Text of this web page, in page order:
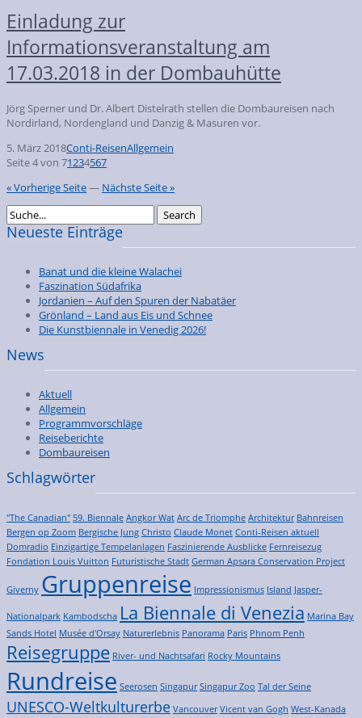
Einladung zur
Informationsveranstaltung am
17.03.2018 in der Dombauhütte
Jörg Sperner und Dr. Albert Distelrath stellen die Dombaureisen nach
Nordirland, Nordengland und Danzig & Masuren vor.
5. März 2018Conti-ReisenAllgemein
Seite 4 von 71234567
« Vorherige Seite— Nächste Seite »
Neueste Einträge
Banat und die kleine Walachei
Faszination Südafrika
Jordanien – Auf den Spuren der Nabatäer
Grönland – Land aus Eis und Schnee
Die Kunstbiennale in Venedig 2026!
News
Aktuell
Allgemein
Programmvorschläge
Reiseberichte
Dombaureisen
Schlagwörter
"The Canadian" 59. Biennale Angkor Wat Arc de Triomphe Architektur Bahnreisen
Bergen op Zoom Bergische Jung Christo Claude Monet Conti-Reisen aktuell
Domradio Einzigartige Tempelanlagen Faszinierende Ausblicke Fernreisezug
Fondation Louis Vuitton Futuristische Stadt German Apsara Conservation Project
Giverny Gruppenreise Impressionismus Island Jasper-
Nationalpark Kambodscha La Biennale di Venezia Marina Bay
Sands Hotel Musée d'Orsay Naturerlebnis Panorama Paris Phnom Penh
Reisegruppe River- und Nachtsafari Rocky Mountains
Rundreise Seerosen Singapur Singapur Zoo Tal der Seine
UNESCO-Weltkulturerbe Vancouver Vicent van Gogh West-Kanada